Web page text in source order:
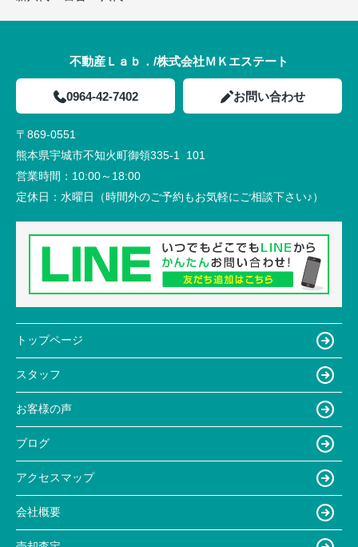
不動産Ｌａｂ．/株式会社ＭＫエステート
0964-42-7402 お問い合わせ
〒869-0551
熊本県宇城市不知火町御領335-1 101
営業時間： 10:00～18:00
定休日： 水曜日（時間外のご予約もお気軽にご相談下さい♪）
トップページ
スタッフ
お客様の声
ブログ
アクセスマップ
会社概要